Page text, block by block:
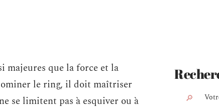
majeures que la force et la
le ring, il doit maîtriser
se limitent pas à esquiver ou à